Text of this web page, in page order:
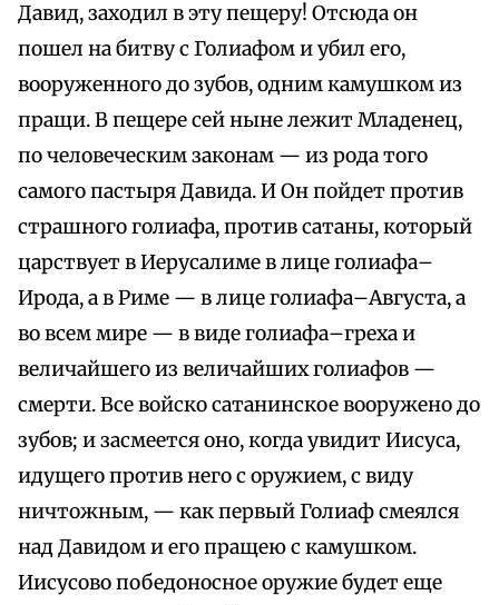
Давид, заходил в эту пещеру! Отсюда он
пошел на битву с Голиафом и убил его,
вооруженного до зубов, одним камушком из
пращи. В пещере сей ныне лежит Младенец,
по человеческим законам — из рода того
самого пастыря Давида. И Он пойдет против
страшного голиафа, против сатаны, который
царствует в Иерусалиме в лице голиафа–
Ирода, а в Риме — в лице голиафа–Августа, а
во всем мире — в виде голиафа–греха и
величайшего из величайших голиафов —
смерти. Все войско сатанинское вооружено до
зубов; и засмеется оно, когда увидит Иисуса,
идущего против него с оружием, с виду
ничтожным, — как первый Голиаф смеялся
над Давидом и его пращею с камушком.
Иисусово победоносное оружие будет еще